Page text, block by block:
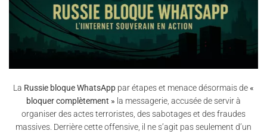
La Russie bloque WhatsApp par étapes et menace désormais de«
bloquer complètement » la messagerie, accusée de servir à
organiser des actes terroristes, des sabotages et des fraudes
massives. Derrière cette offensive, il ne s’agit pas seulement d’un